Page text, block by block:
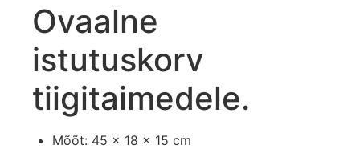
Ovaalne
istutuskorv
tiigitaimedele.
Mõõt: 45 x 18 x 15 cm